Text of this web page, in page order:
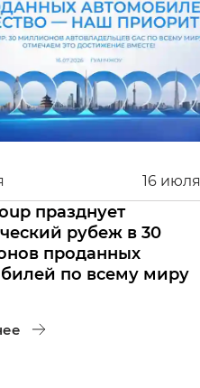
16 июля
празднует
рубеж в 30
проданных
по всему миру